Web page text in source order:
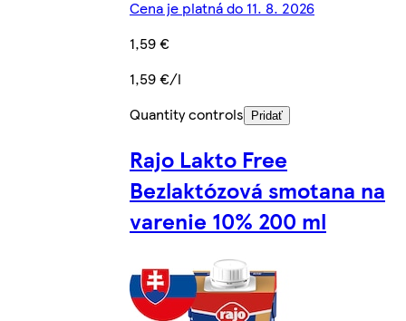
Cena je platná do 11. 8. 2026
1,59 €
1,59 €/l
Quantity controls
Pridať
Rajo Lakto Free
Bezlaktózová smotana na
varenie 10% 200 ml